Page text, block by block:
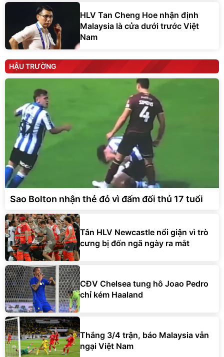
HLV Tan Cheng Hoe nhận định
Malaysia là cửa dưới trước Việt
Nam
HẬU TRƯỜNG
Sao Bolton nhận thẻ đỏ vì đấm đối thủ 17 tuổi
Tân HLV Newcastle nổi giận vì trò
cưng bị đốn ngã ngày ra mắt
CĐV Chelsea tung hô Joao Pedro
chỉ kém Haaland
Thắng 3/4 trận, báo Malaysia vẫn
ngại Việt Nam